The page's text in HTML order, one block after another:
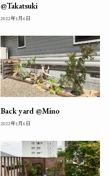
@Takatsuki
2022年1月6日
Back yard @Mino
2022年1月6日